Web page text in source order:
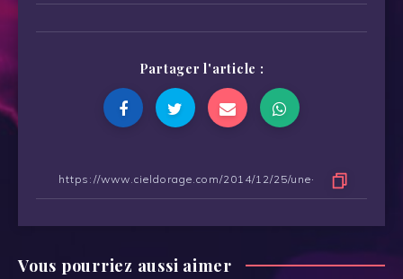
Partager l'article :
Vous pourriez aussi aimer